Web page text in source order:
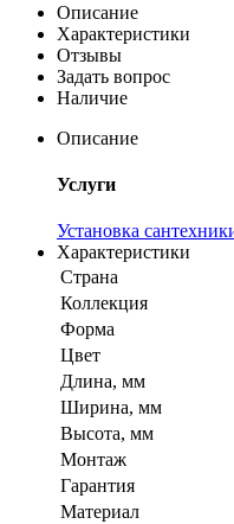
Описание
Характеристики
Отзывы
Задать вопрос
Наличие
Описание
Услуги
Установка
Характеристики
Страна
Коллекция
Форма
Цвет
Длина, мм
Ширина, мм
Высота, мм
Монтаж
Гарантия
Материал